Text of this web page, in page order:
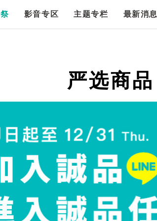
影音专区 主题专栏 最新消息
严选商品